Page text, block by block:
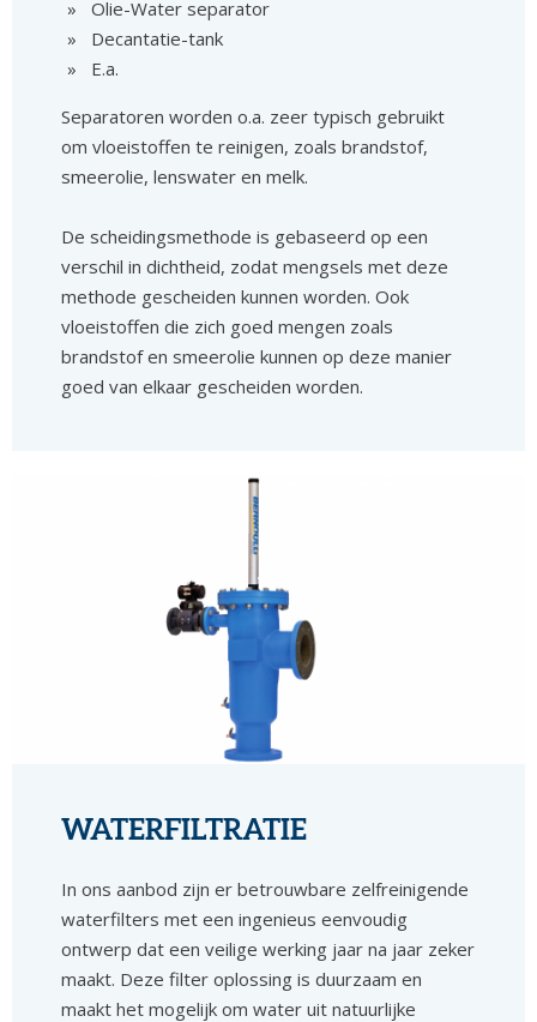
Olie-Water separator
Decantatie-tank
E.a.
Separatoren worden o.a. zeer typisch gebruikt
om vloeistoffen te reinigen, zoals brandstof,
smeerolie, lenswater en melk.
De scheidingsmethode is gebaseerd op een
verschil in dichtheid, zodat mengsels met deze
methode gescheiden kunnen worden. Ook
vloeistoffen die zich goed mengen zoals
brandstof en smeerolie kunnen op deze manier
goed van elkaar gescheiden worden.
WATERFILTRATIE
In ons aanbod zijn er betrouwbare zelfreinigende
waterfilters met een ingenieus eenvoudig
ontwerp dat een veilige werking jaar na jaar zeker
maakt. Deze filter oplossing is duurzaam en
maakt het mogelijk om water uit natuurlijke